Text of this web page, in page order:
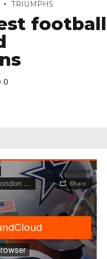
TRIUMPHS
football
0